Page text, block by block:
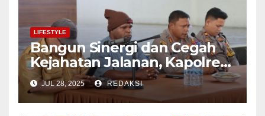
LIFESTYLE
Bangun Sinergi dan Cegah
Kejahatan Jalanan, Kapolres
Nabire Temu Tatap Bersama
Komunitas Ojek di Acara
Coffee Morning
JUL 28, 2025 REDAKSI